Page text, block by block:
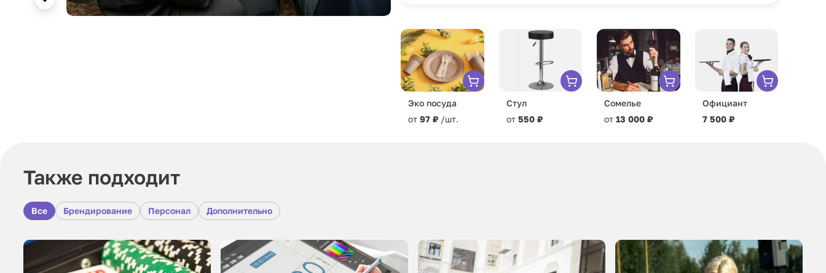
Эко посуда
от 97 ₽ /шт.
Стул
от 550 ₽
Сомелье
от 13 000 ₽
Официант
7 500 ₽
Также подходит
Все Брендирование Персонал Дополнительно